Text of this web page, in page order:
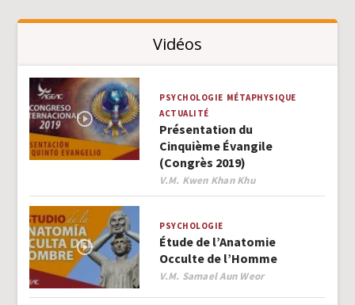
Vidéos
PSYCHOLOGIE MÉTAPHYSIQUE
ACTUALITÉ
Présentation du
Cinquième Évangile
(Congrès 2019)
Author
V.M. Kwen Khan Khu
PSYCHOLOGIE
Étude de l’Anatomie
Occulte de l’Homme
Author
V.M. Samael Aun Weor